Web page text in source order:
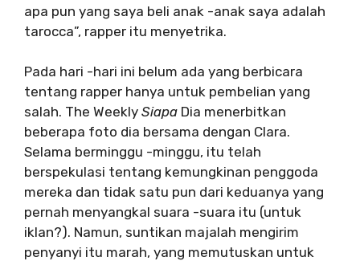
apa pun yang saya beli anak -anak saya adalah
tarocca”, rapper itu menyetrika.
Pada hari -hari ini belum ada yang berbicara
tentang rapper hanya untuk pembelian yang
salah. The Weekly Siapa Dia menerbitkan
beberapa foto dia bersama dengan Clara.
Selama berminggu -minggu, itu telah
berspekulasi tentang kemungkinan penggoda
mereka dan tidak satu pun dari keduanya yang
pernah menyangkal suara -suara itu (untuk
iklan?). Namun, suntikan majalah mengirim
penyanyi itu marah, yang memutuskan untuk